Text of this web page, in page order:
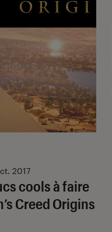
cools à faire
Creed Origins
2017